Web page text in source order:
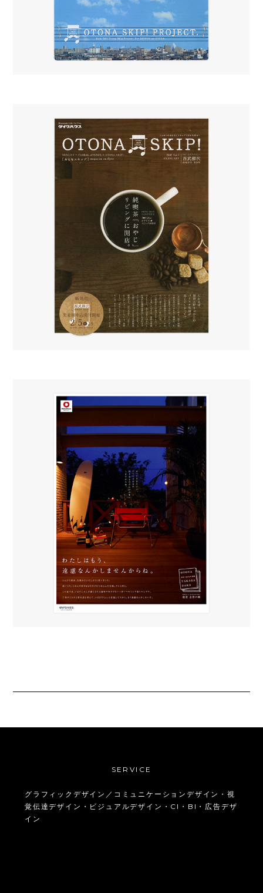
SERVICE
グラフィックデザイン／コミュニケーションデザイン・視
覚伝達デザイン・ビジュアルデザイン・CI・BI・広告デザ
イン